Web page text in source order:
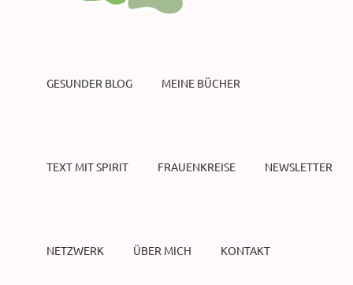
GESUNDER BLOG MEINE BÜCHER
TEXT MIT SPIRIT FRAUENKREISE NEWSLETTER
NETZWERK ÜBER MICH KONTAKT